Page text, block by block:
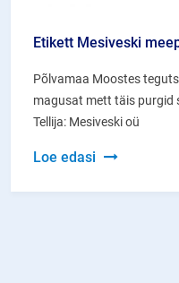
Etikett Mesiveski
Põlvamaa Moostes
magusat mett täis purgid
Tellija: Mesiveski oü
Loe edasi
Etikett